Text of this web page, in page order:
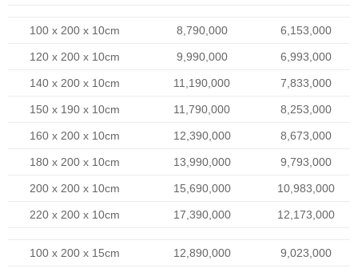
100 x 200 x 10cm 8,790,000 6,153,000
120 x 200 x 10cm 9,990,000 6,993,000
140 x 200 x 10cm 11,190,000 7,833,000
150 x 190 x 10cm 11,790,000 8,253,000
160 x 200 x 10cm 12,390,000 8,673,000
180 x 200 x 10cm 13,990,000 9,793,000
200 x 200 x 10cm 15,690,000 10,983,000
220 x 200 x 10cm 17,390,000 12,173,000
100 x 200 x 15cm 12,890,000 9,023,000